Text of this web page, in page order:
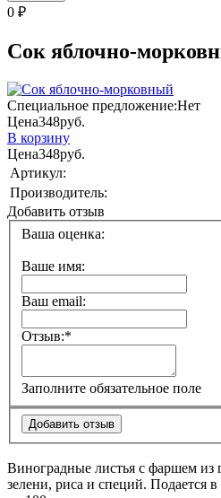
0 ₽
Сок яблочно-
Специальное предложение:Нет
Цена348руб.
В корзину
Цена348руб.
Артикул:
Производитель:
Добавить отзыв
Ваша оценка:
Ваше имя:
Ваш email:
Отзыв:*
Заполните обязательное поле
Виноградные листья с фаршем из
зелени, риса и специй. Подается в